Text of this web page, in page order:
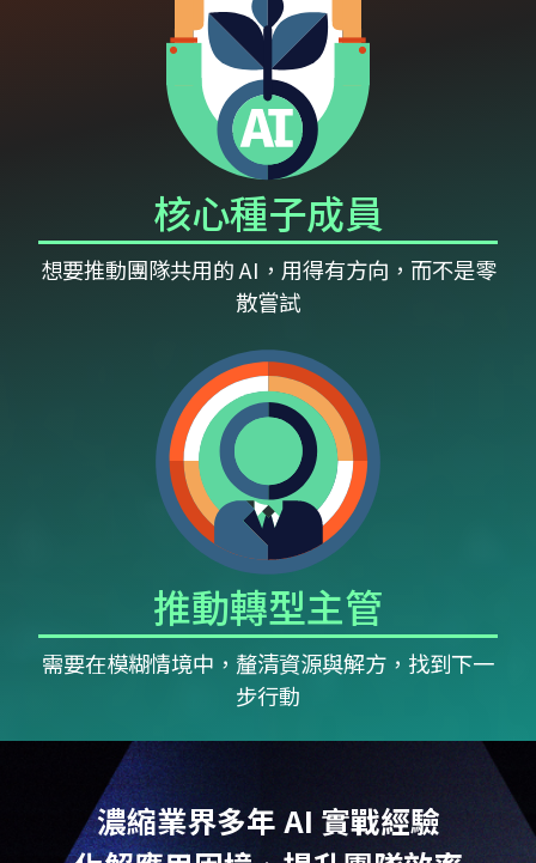
核心種子成員
想要推動團隊共用的 AI，用得有方向，而不是零
散嘗試
推動轉型主管
需要在模糊情境中，釐清資源與解方，找到下一
步行動
濃縮業界多年 AI 實戰經驗